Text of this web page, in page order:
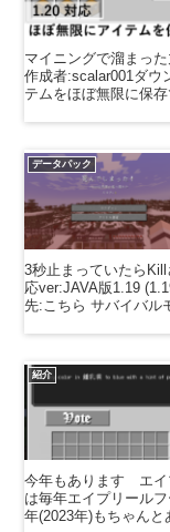
マイニングで溜まっ
作成者:scalar001ダウ
テムをほぼ無限に保
データパック
3秒止まっていたら
応ver:JAVA版1.19
先:こちら サバイバル
紹介
今年もあります エイ
は毎年エイプリール
年(2023年)もちゃんと